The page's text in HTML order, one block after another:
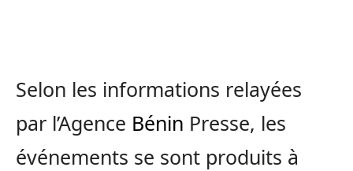
Selon les informations relayées
par l’Agence Bénin Presse, les
événements se sont produits à